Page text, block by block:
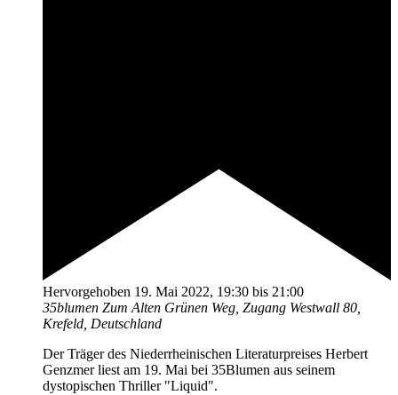
Hervorgehoben 19. Mai 2022, 19:30 bis 21:00
35blumen Zum Alten Grünen Weg, Zugang Westwall 80,
Krefeld, Deutschland
Der Träger des Niederrheinischen Literaturpreises Herbert
Genzmer liest am 19. Mai bei 35Blumen aus seinem
dystopischen Thriller "Liquid".